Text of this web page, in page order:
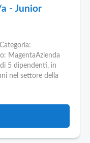
- Junior
MagentaAzienda
5 dipendenti, in
nel settore della